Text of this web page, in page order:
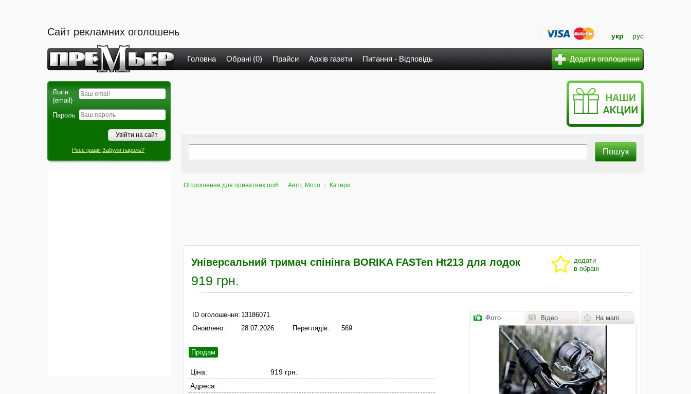
Сайт рекламних оголошень укр рус
Головна Обрані (0) Прайси Архів газети Питання - Відповідь Додати оголошення
Логін
(email)
Пароль
Реєстрація Забули пароль?
Оголошення для приватних осіб Авто, Мото Катери
Універсальний тримач спінінга BORIKA FASTen Ht213 для лодок
додати
в обрані
919 грн.
ID оголошення: 13186071
Оновлено:
28.07.2026 Переглядів: 569
Продам
Ціна:
919 грн.
Адреса:
Фото Відео На мапі